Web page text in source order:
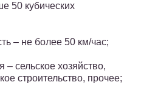
50 кубических
– не более 50 км/час;
сельское хозяйство,
строительство, прочее;